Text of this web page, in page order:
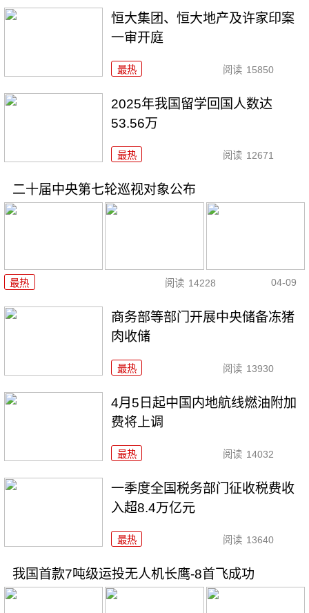
恒大集团、恒大地产及许家印案
一审开庭
最热 阅读 15850
2025年我国留学回国人数达
53.56万
最热 阅读 12671
二十届中央第七轮巡视对象公布
最热 阅读 14228 04-09
商务部等部门开展中央储备冻猪
肉收储
最热 阅读 13930
4月5日起中国内地航线燃油附加
费将上调
最热 阅读 14032
一季度全国税务部门征收税费收
入超8.4万亿元
最热 阅读 13640
我国首款7吨级运投无人机长鹰-8首飞成功